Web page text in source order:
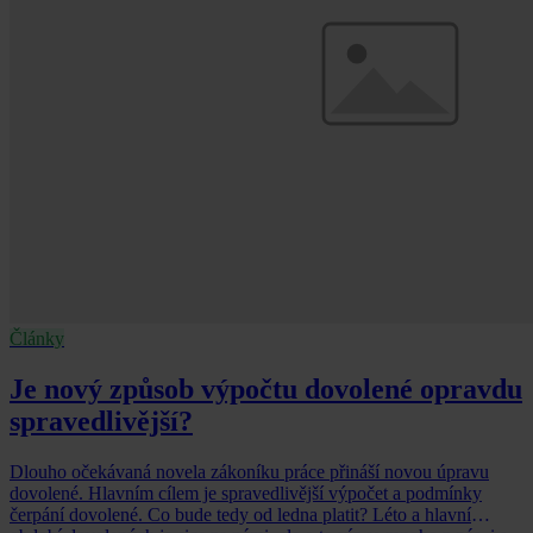
Články
Je nový způsob výpočtu dovolené opravdu
spravedlivější?
Dlouho očekávaná novela zákoníku práce přináší novou úpravu
dovolené. Hlavním cílem je spravedlivější výpočet a podmínky
čerpání dovolené. Co bude tedy od ledna platit? Léto a hlavní